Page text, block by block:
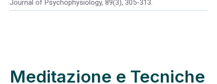
Journal of Psychophysiology, 89(3), 305-313.
Meditazione e Tecniche